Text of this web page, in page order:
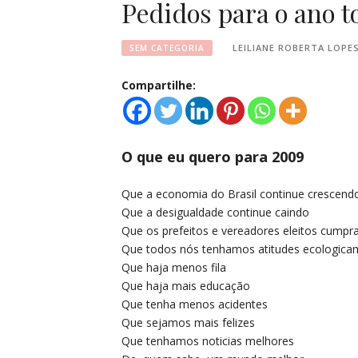
Pedidos para o ano
SEM CATEGORIA LEILIANE ROBERTA LOPES
Compartilhe:
O que eu quero para 2009
Que a economia do Brasil continue
Que a desigualdade continue caindo
Que os prefeitos e vereadores eleitos
Que todos nós tenhamos atitudes
Que haja menos fila
Que haja mais educação
Que tenha menos acidentes
Que sejamos mais felizes
Que tenhamos noticias melhores